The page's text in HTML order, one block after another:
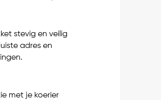
stevig en veilig
adres en
met je koerier